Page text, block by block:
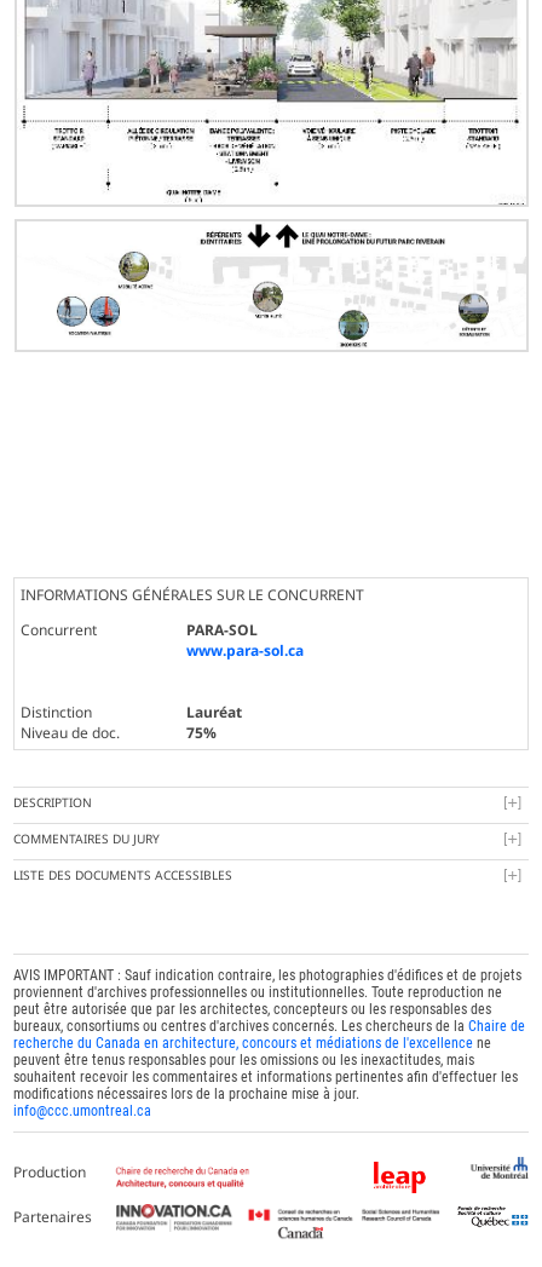
INFORMATIONS GÉNÉRALES SUR LE CONCURRENT
Concurrent
PARA-SOL
www.para-sol.ca
Distinction
Lauréat
Niveau de doc.
75%
DESCRIPTION
COMMENTAIRES DU JURY
LISTE DES DOCUMENTS ACCESSIBLES
AVIS IMPORTANT : Sauf indication contraire, les photographies d'édifices et de projets
proviennent d'archives professionnelles ou institutionnelles. Toute reproduction ne
peut être autorisée que par les architectes, concepteurs ou les responsables des
bureaux, consortiums ou centres d'archives concernés. Les chercheurs de laChaire de
recherche du Canada en architecture, concours et médiations de l'excellence ne
peuvent être tenus responsables pour les omissions ou les inexactitudes, mais
souhaitent recevoir les commentaires et informations pertinentes afin d'effectuer les
modifications nécessaires lors de la prochaine mise à jour.
info@ccc.umontreal.ca
Production
Partenaires